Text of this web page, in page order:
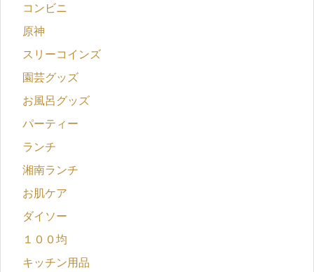
コンビニ
原神
スリーコインズ
園芸グッズ
お風呂グッズ
パーティー
ランチ
湘南ランチ
お肌ケア
ダイソー
１００均
キッチン用品